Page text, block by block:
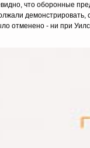
что оборонные
отменено - ни при